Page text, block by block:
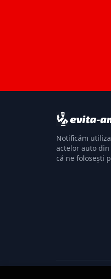
Notificăm
actelor auto
că ne folosești